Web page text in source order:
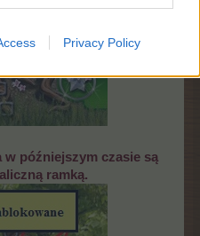
Privacy Policy
późniejszym czasie są
ramką.